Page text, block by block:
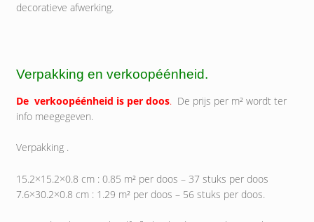
decoratieve afwerking.
Verpakking en verkoopéénheid.
De verkoopéénheid is per doos. De prijs per m² wordt ter
info meegegeven.
Verpakking .
15.2×15.2×0.8 cm : 0.85 m² per doos – 37 stuks per doos
7.6×30.2×0.8 cm : 1.29 m² per doos – 56 stuks per doos.